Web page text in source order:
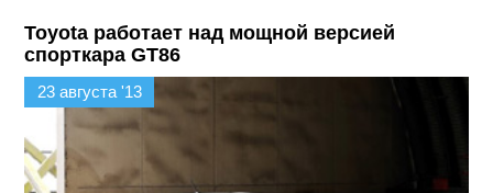
Toyota работает над мощной версией
спорткара GT86
23 августа '13